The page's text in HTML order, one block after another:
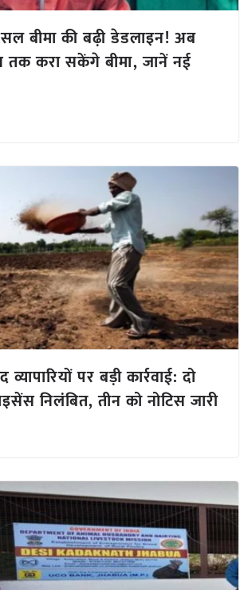
बीमा की बढ़ी डेडलाइन! अब
तक करा सकेंगे बीमा, जानें नई
पर बड़ी कार्रवाई: दो
निलंबित, तीन को नोटिस जारी